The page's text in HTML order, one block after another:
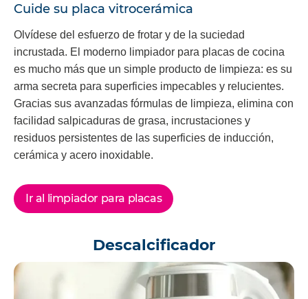
Cuide su placa vitrocerámica
Olvídese del esfuerzo de frotar y de la suciedad
incrustada. El moderno limpiador para placas de cocina
es mucho más que un simple producto de limpieza: es su
arma secreta para superficies impecables y relucientes.
Gracias sus avanzadas fórmulas de limpieza, elimina con
facilidad salpicaduras de grasa, incrustaciones y
residuos persistentes de las superficies de inducción,
cerámica y acero inoxidable.
Ir al limpiador para placas
Descalcificador